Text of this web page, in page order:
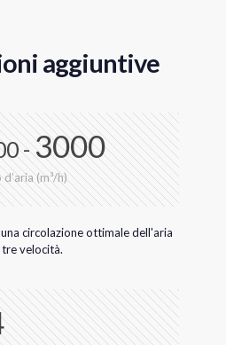
aggiuntive
-3000
d’aria (m³/h)
circolazione ottimale dell'aria
velocità.